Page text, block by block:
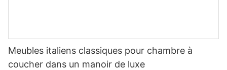
Meubles italiens classiques pour chambre à
coucher dans un manoir de luxe